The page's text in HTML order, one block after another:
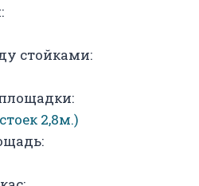
стойками:
2,8м.)